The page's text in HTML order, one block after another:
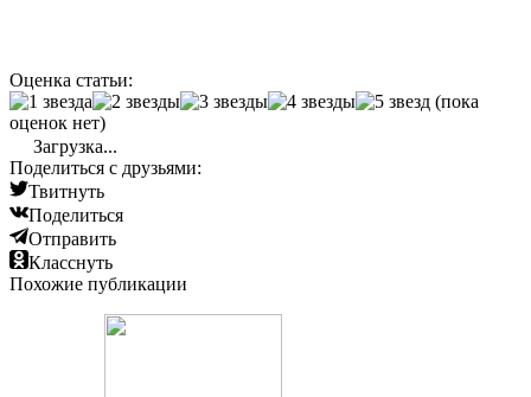
Оценка статьи:
(пока
оценок нет)
Загрузка...
Поделиться с друзьями:
Твитнуть
Поделиться
Отправить
Класснуть
Похожие публикации